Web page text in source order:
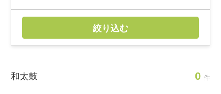
絞り込む
和太鼓 0 件